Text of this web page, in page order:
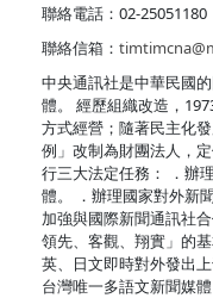
聯絡電話：02-25051180
聯絡信箱：
中央通訊社是中華民國
體。 經歷組織改造，
方式經營；隨著民主化
例」改制為財團法人，
行三大法定任務： ．辦
體。 ．辦理國家對外新
加強與國際新聞通訊社
領先、客觀、翔實」的
英、日文即時對外發出
台灣唯一多語文新聞媒